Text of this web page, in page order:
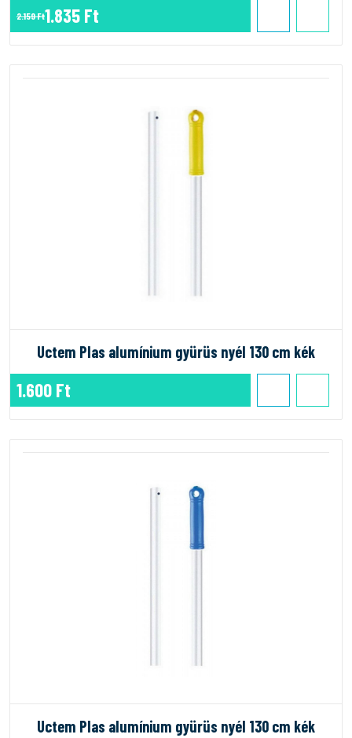
2.159 Ft1.835 Ft
Uctem Plas alumínium gyürüs nyél 130 cm kék
1.600 Ft
Uctem Plas alumínium gyürüs nyél 130 cm kék